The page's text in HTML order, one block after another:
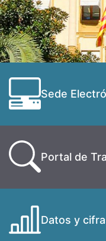
Sede
Portal de
Datos y